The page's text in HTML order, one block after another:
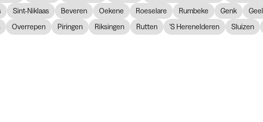
Sint-Niklaas Beveren Oekene Roeselare Rumbeke Genk Geel
Overrepen Piringen Riksingen Rutten 'S Herenelderen Sluizen